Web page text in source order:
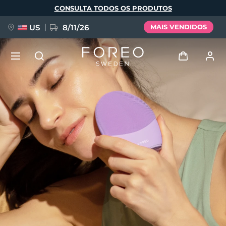
principal
CONSULTA TODOS OS PRODUTOS
US 8/11/26 MAIS VENDIDOS
Perfil de usuário
Meus aparelhos
Meus pedidos
Meus endereços
As minhas subscrições
NOVIDADE
FAQ™ Pure Beauty-Tech Elixir
BREAKING NEWS
issa™ Teeth Whitening Set
Idioma
English Deutsch
Español
Français
Italiano
Português
Svenska
Русский
Türkçe
简体中文 繁體中文